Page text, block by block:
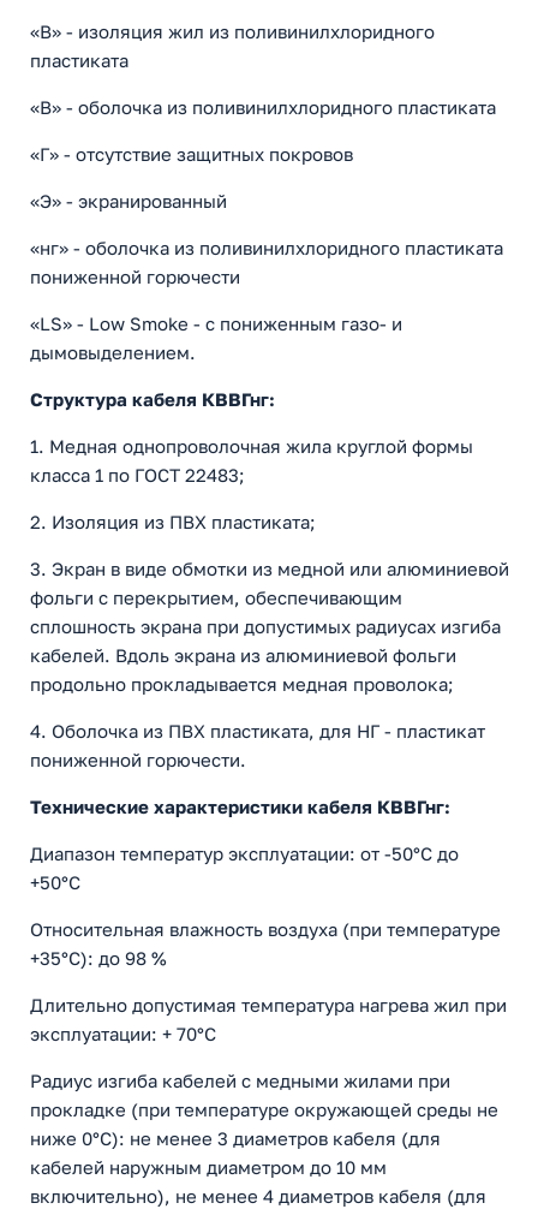
«В» - изоляция жил из поливинилхлоридного
пластиката
«В» - оболочка из поливинилхлоридного пластиката
«Г» - отсутствие защитных покровов
«Э» - экранированный
«нг» - оболочка из поливинилхлоридного пластиката
пониженной горючести
«LS» - Low Smoke - с пониженным газо- и
дымовыделением.
Структура кабеля КВВГнг:
1. Медная однопроволочная жила круглой формы
класса 1 по ГОСТ 22483;
2. Изоляция из ПВХ пластиката;
3. Экран в виде обмотки из медной или алюминиевой
фольги с перекрытием, обеспечивающим
сплошность экрана при допустимых радиусах изгиба
кабелей. Вдоль экрана из алюминиевой фольги
продольно прокладывается медная проволока;
4. Оболочка из ПВХ пластиката, для НГ - пластикат
пониженной горючести.
Технические характеристики кабеля КВВГнг:
Диапазон температур эксплуатации: от -50°С до
+50°С
Относительная влажность воздуха (при температуре
+35°С): до 98 %
Длительно допустимая температура нагрева жил при
эксплуатации: + 70°С
Радиус изгиба кабелей с медными жилами при
прокладке (при температуре окружающей среды не
ниже 0°С): не менее 3 диаметров кабеля (для
кабелей наружным диаметром до 10 мм
включительно), не менее 4 диаметров кабеля (для